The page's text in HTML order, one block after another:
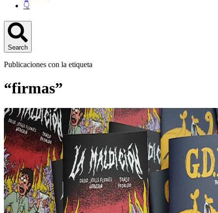
👇
Search
Publicaciones con la etiqueta
“firmas”